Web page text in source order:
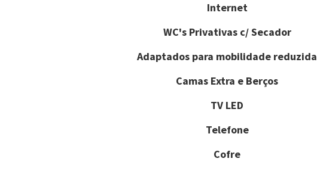
Internet
WC's Privativas c/ Secador
Adaptados para mobilidade reduzida
Camas Extra e Berços
TV LED
Telefone
Cofre